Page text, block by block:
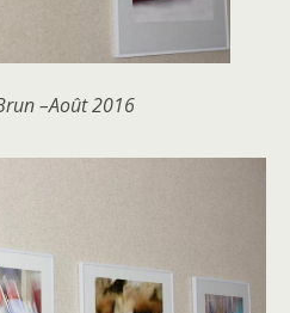
–Août 2016